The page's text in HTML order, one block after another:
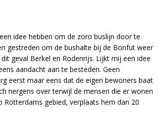
idee hebben om de zoro buslijn door te
gestreden om de bushalte bij de Bonfut weer
geval Berkel en Rodenrijs. Lijkt mij een idee
aandacht aan te besteden. Geen
eerst maar eens dat de eigen bewoners baat
nergens over terwijl de mensen die er wonen
gebied, verplaats hem dan 20